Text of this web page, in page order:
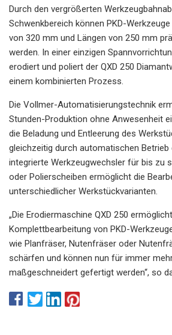
Durch den vergrößerten
Schwenkbereich können PKD-
von 320 mm und Längen von 250 mm
werden. In einer einzigen
erodiert und poliert der QXD 250
einem kombinierten Prozess.
Die Vollmer-Automatisierungstechnik
Stunden-Produktion ohne Anwesenheit
die Beladung und Entleerung des
gleichzeitig durch automatischen Betrieb
integrierte Werkzeugwechsler für bis zu
oder Polierscheiben ermöglicht die
unterschiedlicher Werkstückvarianten.
„Die Erodiermaschine QXD 250
Komplettbearbeitung von PKD-
wie Planfräser, Nutenfräser oder
schärfen und können nun für immer
maßgeschneidert gefertigt werden“, so